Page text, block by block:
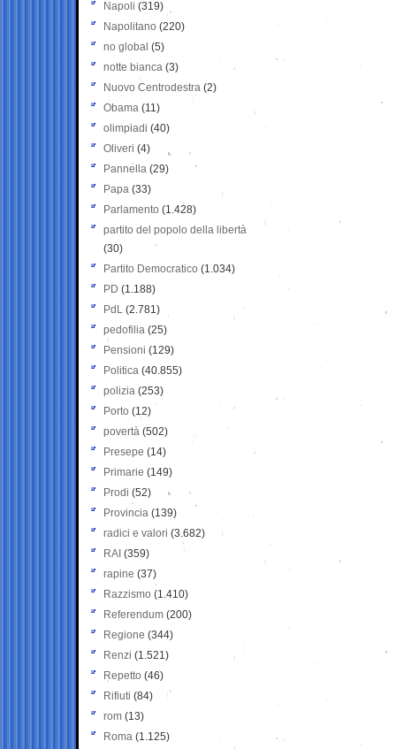
Napoli (319)
Napolitano (220)
no global (5)
notte bianca (3)
Nuovo Centrodestra (2)
Obama (11)
olimpiadi (40)
Oliveri (4)
Pannella (29)
Papa (33)
Parlamento (1.428)
partito del popolo della libertà
(30)
Partito Democratico (1.034)
PD (1.188)
PdL (2.781)
pedofilia (25)
Pensioni (129)
Politica (40.855)
polizia (253)
Porto (12)
povertà (502)
Presepe (14)
Primarie (149)
Prodi (52)
Provincia (139)
radici e valori (3.682)
RAI (359)
rapine (37)
Razzismo (1.410)
Referendum (200)
Regione (344)
Renzi (1.521)
Repetto (46)
Rifiuti (84)
rom (13)
Roma (1.125)